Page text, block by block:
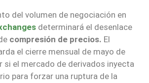
del volumen de negociación en
determinará el desenlace
compresión de precios. El
el cierre mensual de mayo de
si el mercado de derivados inyecta
para forzar una ruptura de la